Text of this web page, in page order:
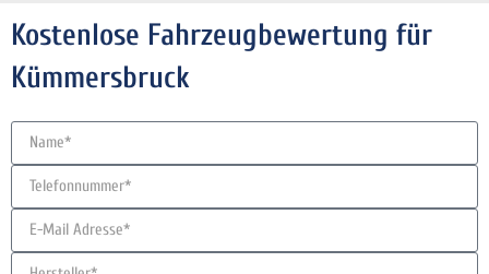
Kostenlose Fahrzeugbewertung für
Kümmersbruck